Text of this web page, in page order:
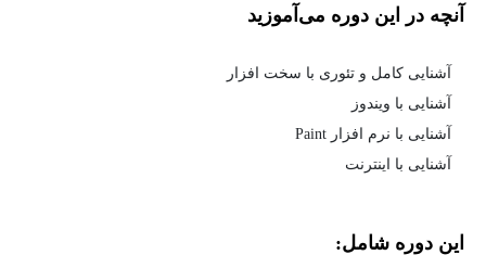
آنچه در این دوره می‌آموزید
آشنایی کامل و تئوری با سخت افزار
آشنایی با ویندوز
آشنایی با نرم افزار Paint
آشنایی با اینترنت
این دوره شامل: